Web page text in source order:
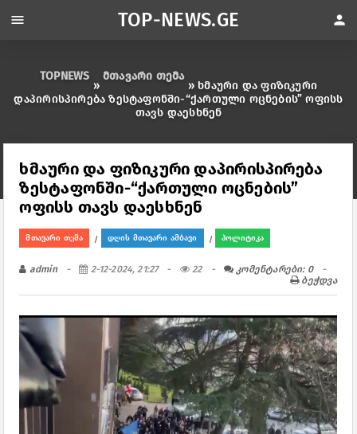
TOPNEWS
»
მთავარი თემა
» ხმაური და ფიზიკური
დაპირისპირება ზესტაფონში-“ქართული ოცნების” ოფისს
თავს დაესხნენ
ხმაური და ფიზიკური დაპირისპირება
ზესტაფონში-“ქართული ოცნების”
ოფისს თავს დაესხნენ
მთავარი თემა / დღის მთავარი ამბავი / პოლიტიკა
admin 2-12-2024, 21:27 22
კომენტარები: 0
ბეჭდვა
menu TOP-NEWS.GE person